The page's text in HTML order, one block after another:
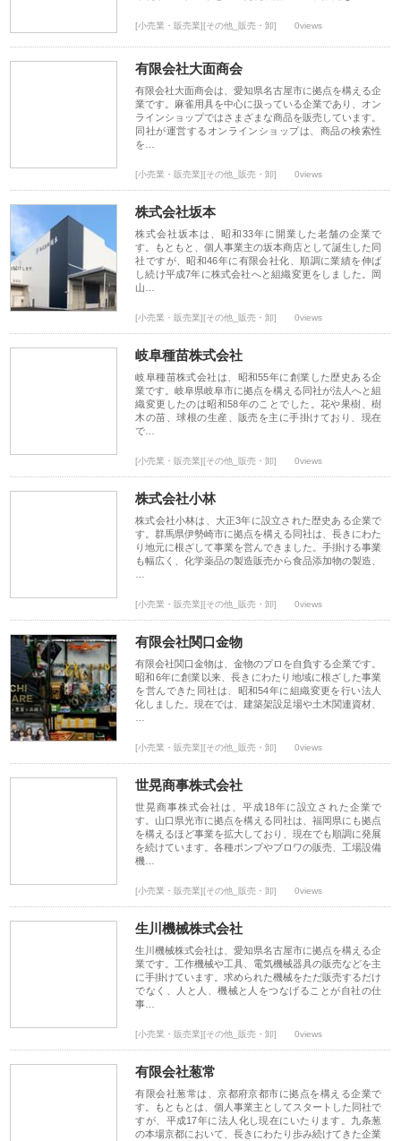
[小売業・販売業][その他_販売・卸] 0views
有限会社大面商会
有限会社大面商会は、愛知県名古屋市に拠点を構える企
業です。麻雀用具を中心に扱っている企業であり、オン
ラインショップではさまざまな商品を販売しています。
同社が運営するオンラインショップは、商品の検索性
を…
[小売業・販売業][その他_販売・卸] 0views
株式会社坂本
株式会社坂本は、昭和33年に開業した老舗の企業で
す。もともと、個人事業主の坂本商店として誕生した同
社ですが、昭和46年に有限会社化、順調に業績を伸ば
し続け平成7年に株式会社へと組織変更をしました。岡
山…
[小売業・販売業][その他_販売・卸] 0views
岐阜種苗株式会社
岐阜種苗株式会社は、昭和55年に創業した歴史ある企
業です。岐阜県岐阜市に拠点を構える同社が法人へと組
織変更したのは昭和58年のことでした。花や果樹、樹
木の苗、球根の生産、販売を主に手掛けており、現在
で…
[小売業・販売業][その他_販売・卸] 0views
株式会社小林
株式会社小林は、大正3年に設立された歴史ある企業で
す。群馬県伊勢崎市に拠点を構える同社は、長きにわた
り地元に根ざして事業を営んできました。手掛ける事業
も幅広く、化学薬品の製造販売から食品添加物の製造、
[小売業・販売業][その他_販売・卸] 0views
有限会社関口金物
有限会社関口金物は、金物のプロを自負する企業です。
昭和6年に創業以来、長きにわたり地域に根ざした事業
を営んできた同社は、昭和54年に組織変更を行い法人
化しました。現在では、建築架設足場や土木関連資材、
[小売業・販売業][その他_販売・卸] 0views
世晃商事株式会社
世晃商事株式会社は、平成18年に設立された企業で
す。山口県光市に拠点を構える同社は、福岡県にも拠点
を構えるほど事業を拡大しており、現在でも順調に発展
を続けています。各種ポンプやブロワの販売、工場設備
機…
[小売業・販売業][その他_販売・卸] 0views
生川機械株式会社
生川機械株式会社は、愛知県名古屋市に拠点を構える企
業です。工作機械や工具、電気機械器具の販売などを主
に手掛けています。求められた機械をただ販売するだけ
でなく、人と人、機械と人をつなげることが自社の仕
事…
[小売業・販売業][その他_販売・卸] 0views
有限会社葱常
有限会社葱常は、京都府京都市に拠点を構える企業で
す。もともとは、個人事業主としてスタートした同社で
すが、平成17年に法人化し現在にいたります。九条葱
の本場京都において、長きにわたり歩み続けてきた企業